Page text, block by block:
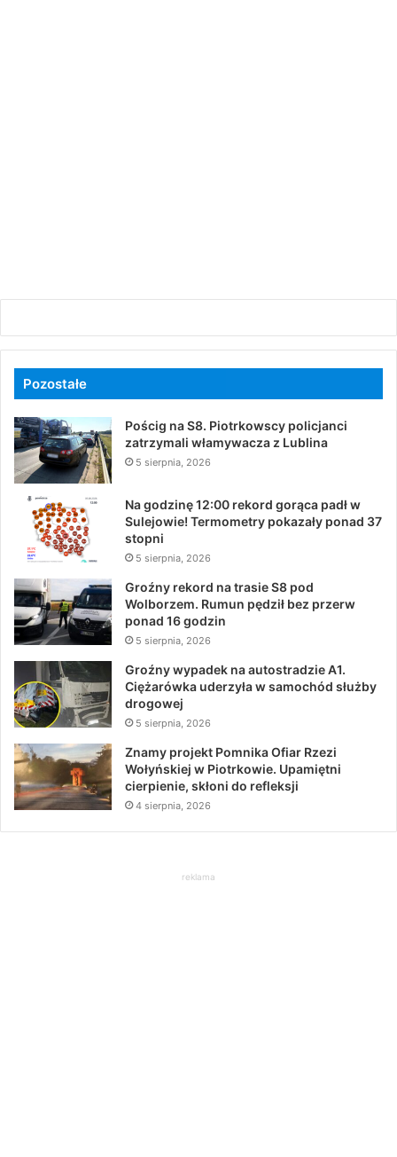
Pozostałe
Pościg na S8. Piotrkowscy policjanci
zatrzymali włamywacza z Lublina
5 sierpnia, 2026
Na godzinę 12:00 rekord gorąca padł w
Sulejowie! Termometry pokazały ponad 37
stopni
5 sierpnia, 2026
Groźny rekord na trasie S8 pod
Wolborzem. Rumun pędził bez przerw
ponad 16 godzin
5 sierpnia, 2026
Groźny wypadek na autostradzie A1.
Ciężarówka uderzyła w samochód służby
drogowej
5 sierpnia, 2026
Znamy projekt Pomnika Ofiar Rzezi
Wołyńskiej w Piotrkowie. Upamiętni
cierpienie, skłoni do refleksji
4 sierpnia, 2026
reklama